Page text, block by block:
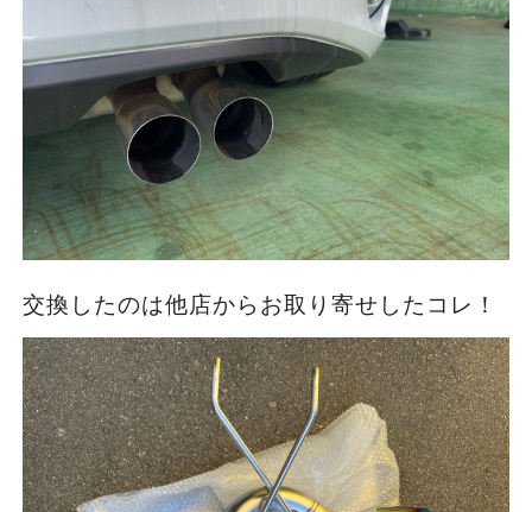
交換したのは他店からお取り寄せしたコレ！